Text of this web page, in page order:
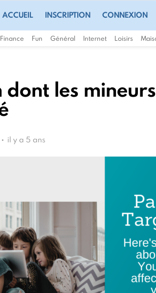
ACCUEIL INSCRIPTION CONNEXION
Finance Fun Général Internet Loisirs
dont les
il y a 5 ans